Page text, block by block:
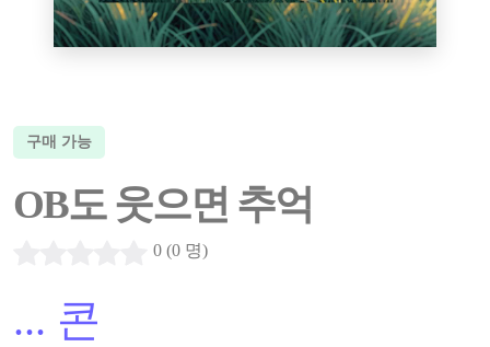
구매 가능
OB도 웃으면 추억
0 (0 명)
... 콘